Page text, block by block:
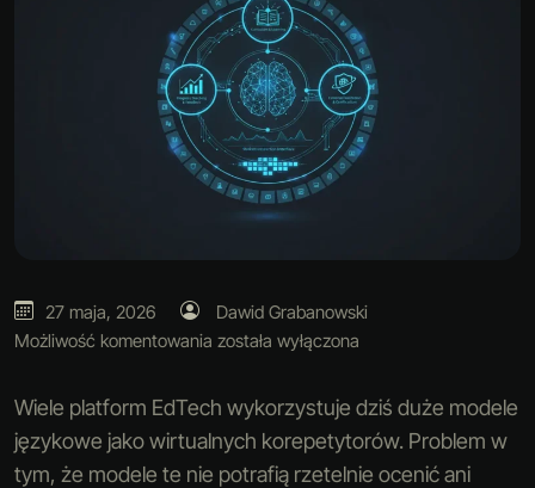
27 maja, 2026
Dawid Grabanowski
Możliwość komentowania została wyłączona
Wiele platform EdTech wykorzystuje dziś duże modele
językowe jako wirtualnych korepetytorów. Problem w
tym, że modele te nie potrafią rzetelnie ocenić ani